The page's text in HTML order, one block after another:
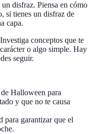
disfraz. Piensa en cómo
si tienes un disfraz de
capa.
conceptos que te
o algo simple. Hay
seguir.
Halloween para
y que no te causa
para garantizar que el